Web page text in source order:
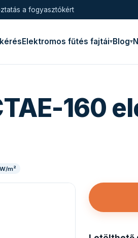
a fogyasztókért
Elektromos fűtés fajtái Blog
160
m²